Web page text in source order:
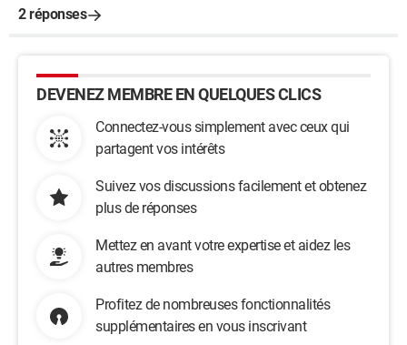
2 réponses
DEVENEZ MEMBRE EN QUELQUES CLICS
Connectez-vous simplement avec ceux qui
partagent vos intérêts
Suivez vos discussions facilement et obtenez
plus de réponses
Mettez en avant votre expertise et aidez les
autres membres
Profitez de nombreuses fonctionnalités
supplémentaires en vous inscrivant